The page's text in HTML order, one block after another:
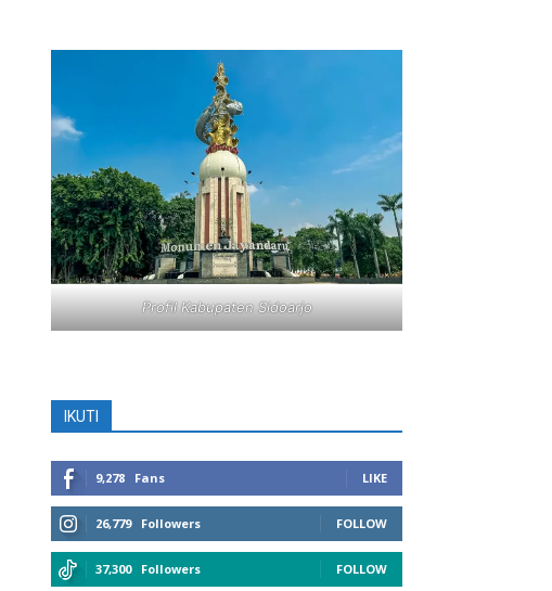
Profil Kabupaten Sidoarjo
IKUTI
9,278 Fans LIKE
26,779 Followers FOLLOW
37,300 Followers FOLLOW